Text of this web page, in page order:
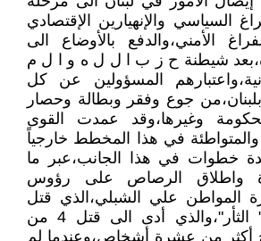
السياسي والإنهيارين الإقتصادي
الأمني،والدفع بالأوضاع الى
شيطنة ح ز ب ا ل ل ه و ا ل م
المسؤولين عن كل
جوع وفقر وبطالة وحصار
وغيرها،وقد عمدت القوى
والمتواطئة في هذا المخطط خارجياً
عدة خطوات في هذا الجانب،عبر ما
واطلاق الرصاص على رؤوس
المواطن علي الشبلي،الذي قتل
تحت حجة ملفقة " الثأر"،والذي أدى الى قتل 4 من
أكثر من عشرة أشخاص،وعندما لم